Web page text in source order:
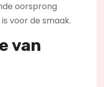
oorsprong
voor de smaak.
van